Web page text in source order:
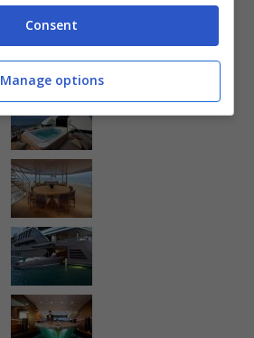
Consent
Manage options